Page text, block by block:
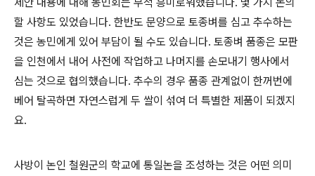
할 사항도 있었습니다. 한반도 문양으로 토종벼를 심고 추수하는
것은 농민에게 있어 부담이 될 수도 있습니다. 토종벼 품종은 모판
을 인천에서 내어 사전에 작업하고 나머지를 손모내기 행사에서
심는 것으로 협의했습니다. 추수의 경우 품종 관계없이 한꺼번에
베어 탈곡하면 자연스럽게 두 쌀이 섞여 더 특별한 제품이 되겠지
요.
사방이 논인 철원군의 학교에 통일논을 조성하는 것은 어떤 의미